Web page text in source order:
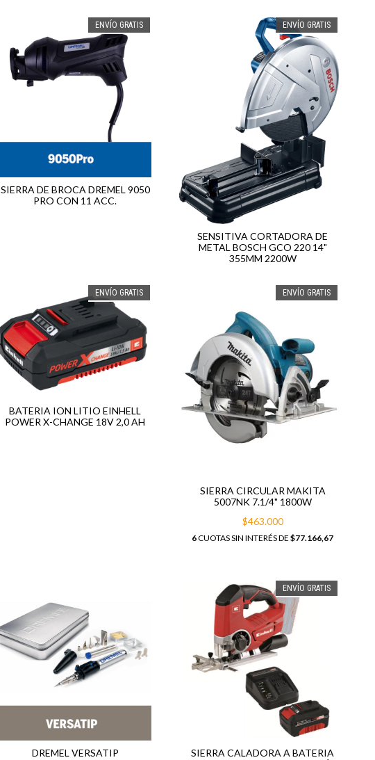
ENVÍO GRATIS
SIERRA DE BROCA DREMEL 9050
PRO CON 11 ACC.
ENVÍO GRATIS
SENSITIVA CORTADORA DE
METAL BOSCH GCO 220 14"
355MM 2200W
ENVÍO GRATIS
BATERIA ION LITIO EINHELL
POWER X-CHANGE 18V 2,0 AH
ENVÍO GRATIS
SIERRA CIRCULAR MAKITA
5007NK 7.1/4" 1800W
$463.000
6CUOTAS SIN INTERÉS DE$77.166,67
DREMEL VERSATIP
ENVÍO GRATIS
SIERRA CALADORA A BATERIA